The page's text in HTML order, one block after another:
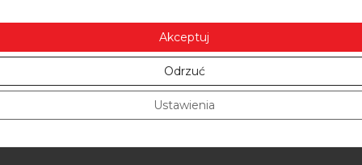
Akceptuj
Odrzuć
Ustawienia